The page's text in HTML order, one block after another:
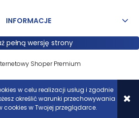
w celu realizacji usług i zgodnie
określić warunki przechowywania
cookies w Twojej przeglądarce.
INFORMACJE
pełną wersję strony
Shoper Premium